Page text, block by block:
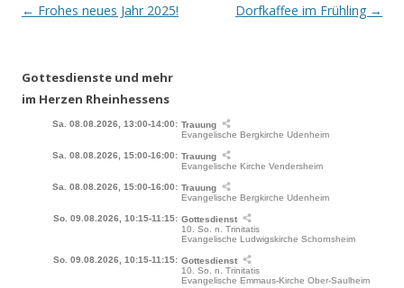
Beitrags-
← Frohes neues Jahr 2025! Dorfkaffee im Frühling →
Gottesdienste und mehr
im Herzen Rheinhessens